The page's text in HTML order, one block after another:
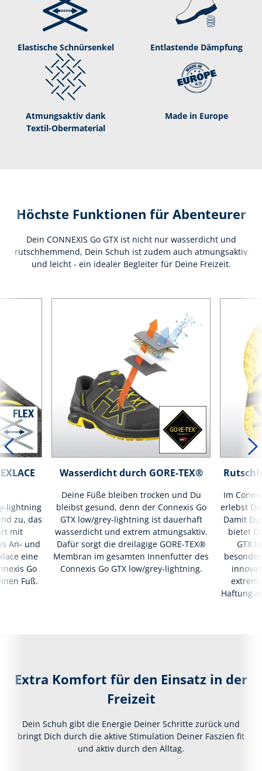
Elastische Schnür­senkel Entlastende Dämpf­ung
Atmungsaktiv dank
Textil-­Obermaterial
Made in Europe
Höchste Funktionen für Abenteurer
Dein CONNEXIS Go GTX ist nicht nur wasserdicht und
rutschhemmend, Dein Schuh ist zudem auch atmungsaktiv
und leicht - ein idealer Begleiter für Deine Freizeit.
lightning
zu, das
mit
An- und
eine
Go
Fuß.
Wasserdicht durch GORE-TEX®
Deine Füße bleiben trocken und Du
bleibst gesund, denn der Connexis Go
GTX low/grey-lightning ist dauerhaft
wasserdicht und extrem atmungsaktiv.
Dafür sorgt die dreilagige GORE-TEX®
Membran im gesamten Innenfutter des
Connexis Go GTX low/grey-lightning.
Im
erlebst
Damit
bietet
GTX
extrem
Haftung
Extra Komfort für den Einsatz in der
Freizeit
Dein Schuh gibt die Energie Deiner Schritte zurück und
bringt Dich durch die aktive Stimulation Deiner Faszien fit
und aktiv durch den Alltag.